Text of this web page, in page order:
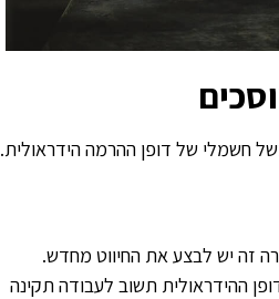
חשמלי של דופן ההרמה הידראולית.
זה יש לבצע את החיווט מחדש.
ההידראולית תשוב לעבודה תקינה